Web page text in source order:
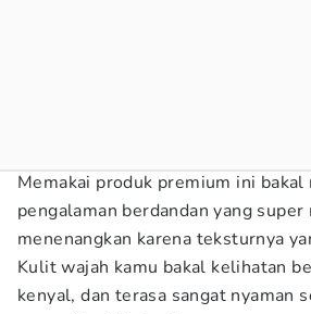
Memakai produk premium ini bakal
pengalaman berdandan yang
menenangkan karena teksturnya
Kulit wajah kamu bakal kelihatan
kenyal, dan terasa sangat nyaman